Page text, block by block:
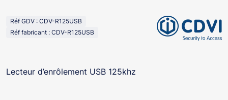
Réf GDV : CDV-R125USB
Réf fabricant : CDV-R125USB
Lecteur d’enrôlement USB 125khz